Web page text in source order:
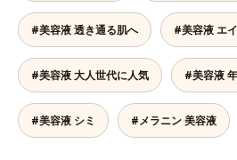
#美容液 透き通る肌へ #美容液 エ
#美容液 大人世代に人気 #美容液
#美容液 シミ #メラニン 美容液